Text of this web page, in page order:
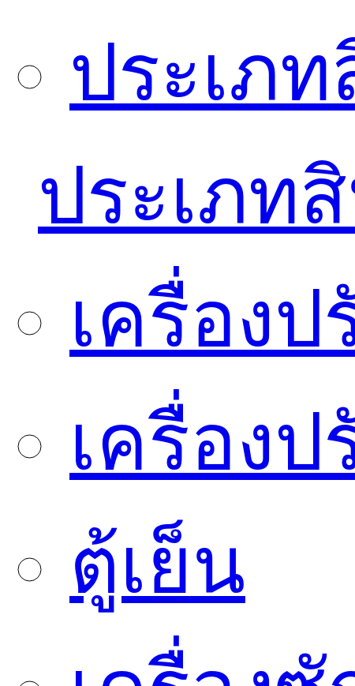
ประเภ
ประเภท
เครื่อง
เครื่อง
ตู้เย็น